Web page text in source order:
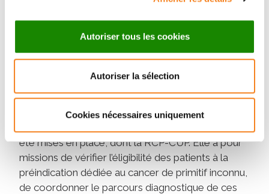
Autoriser tous les cookies
Autoriser la sélection
Cookies nécessaires uniquement
La réunion de concertation pluridisciplinaire
dédiée aux cancers de primitif inconnu (RCP-CUP)
a été lancée en 2020, en parallèle du plan France
à démocratiser l’accès au séquençage
moléculaire de maladies. En cancérologie, il
concerne les cancers métastatiques, les cancers
été mises en place, dont la RCP-CUP. Elle a pour
missions de vérifier l’éligibilité des patients à la
préindication dédiée au cancer de primitif inconnu,
de coordonner le parcours diagnostique de ces